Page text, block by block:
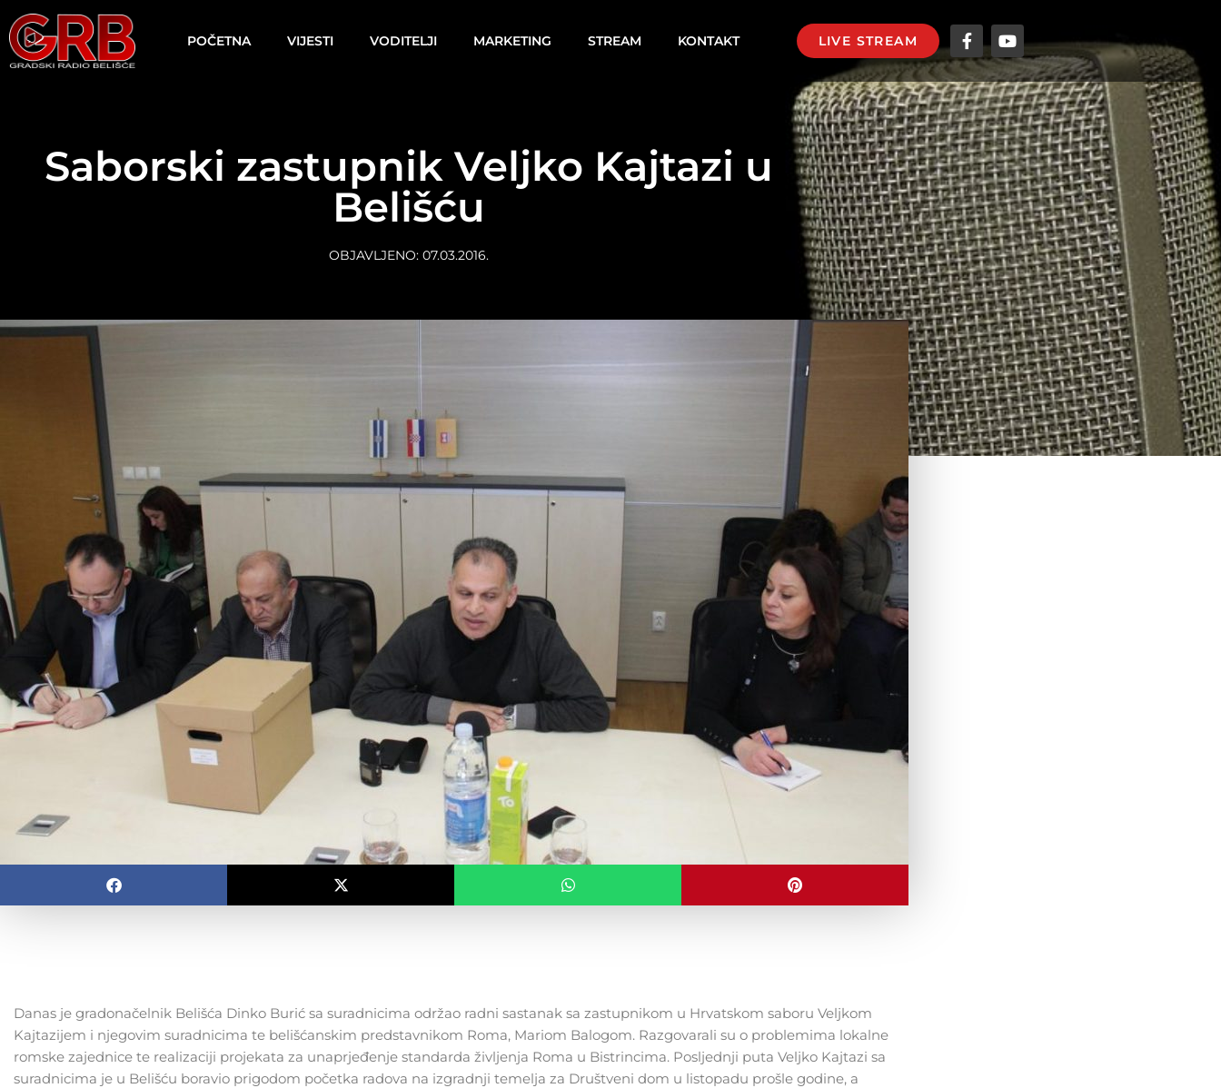
content
POČETNA VIJESTI VODITELJI MARKETING STREAM KONTAKT LIVE STREAM
Saborski zastupnik Veljko Kajtazi u
Belišću
OBJAVLJENO: 07.03.2016.
Danas je gradonačelnik Belišća Dinko Burić sa suradnicima održao radni sastanak sa zastupnikom u Hrvatskom saboru Veljkom
Kajtazijem i njegovim suradnicima te belišćanskim predstavnikom Roma, Mariom Balogom. Razgovarali su o problemima lokalne
romske zajednice te realizaciji projekata za unaprjeđenje standarda življenja Roma u Bistrincima. Posljednji puta Veljko Kajtazi sa
suradnicima je u Belišću boravio prigodom početka radova na izgradnji temelja za Društveni dom u listopadu prošle godine, a